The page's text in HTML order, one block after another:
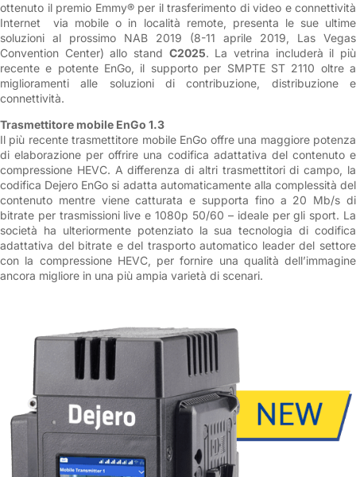
ottenuto il premio Emmy® per il trasferimento di video e connettività
Internet via mobile o in località remote, presenta le sue ultime
soluzioni al prossimo NAB 2019 (8-11 aprile 2019, Las Vegas
Convention Center) allo stand C2025. La vetrina includerà il più
recente e potente EnGo, il supporto per SMPTE ST 2110 oltre a
miglioramenti alle soluzioni di contribuzione, distribuzione e
connettività.
Trasmettitore mobile EnGo 1.3
Il più recente trasmettitore mobile EnGo offre una maggiore potenza
di elaborazione per offrire una codifica adattativa del contenuto e
compressione HEVC. A differenza di altri trasmettitori di campo, la
codifica Dejero EnGo si adatta automaticamente alla complessità del
contenuto mentre viene catturata e supporta fino a 20 Mb/s di
bitrate per trasmissioni live e 1080p 50/60 – ideale per gli sport. La
società ha ulteriormente potenziato la sua tecnologia di codifica
adattativa del bitrate e del trasporto automatico leader del settore
con la compressione HEVC, per fornire una qualità dell’immagine
ancora migliore in una più ampia varietà di scenari.